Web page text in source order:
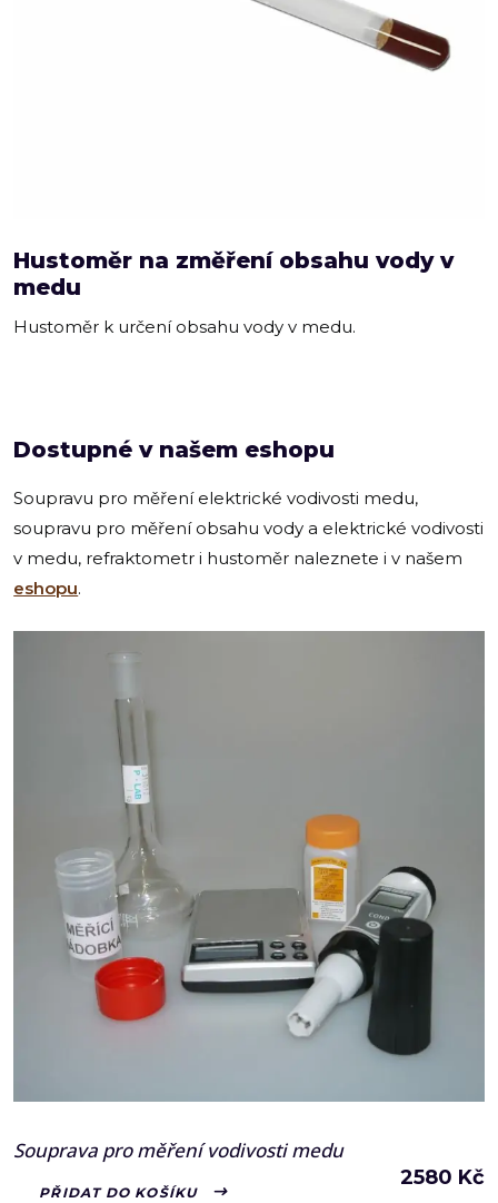
Hustoměr na změření obsahu vody v
medu
Hustoměr k určení obsahu vody v medu.
Dostupné v našem eshopu
Soupravu pro měření elektrické vodivosti medu,
soupravu pro měření obsahu vody a elektrické vodivosti
v medu, refraktometr i hustoměr naleznete i v našem
eshopu.
Souprava pro měření vodivosti medu
2580 Kč
PŘIDAT DO KOŠÍKU